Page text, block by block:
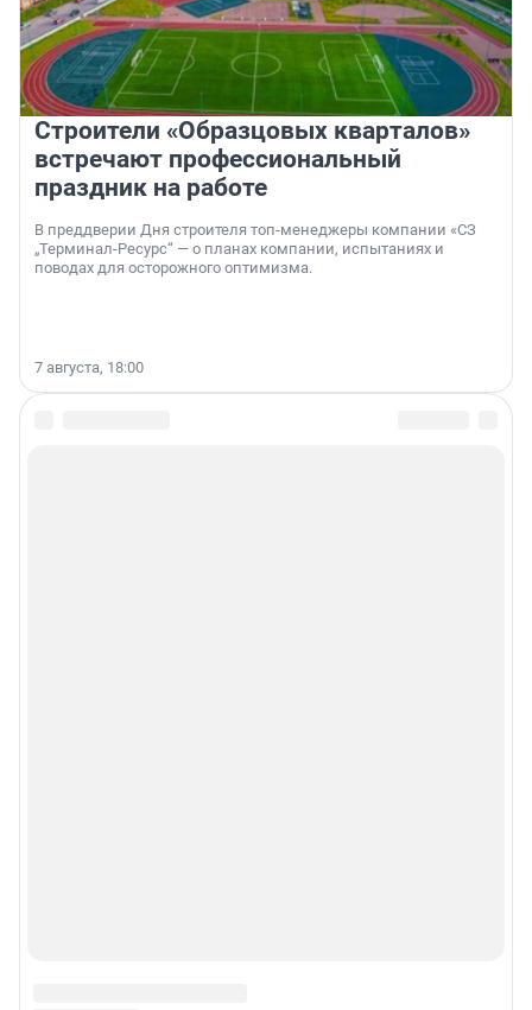
Строители «Образцовых кварталов»
встречают профессиональный
праздник на работе
В преддверии Дня строителя топ-менеджеры компании «СЗ
„Терминал-Ресурс“ — о планах компании, испытаниях и
поводах для осторожного оптимизма.
7 августа, 18:00